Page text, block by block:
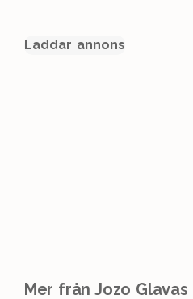
Laddar annons
Mer från Jozo Glavas